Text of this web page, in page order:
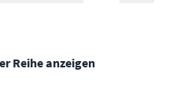
Reihe anzeigen